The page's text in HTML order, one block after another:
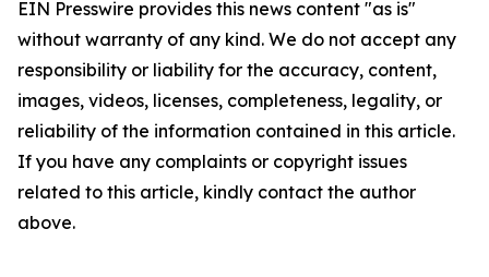
EIN Presswire provides this news content "as is"
without warranty of any kind. We do not accept any
responsibility or liability for the accuracy, content,
images, videos, licenses, completeness, legality, or
reliability of the information contained in this article.
If you have any complaints or copyright issues
related to this article, kindly contact the author
above.